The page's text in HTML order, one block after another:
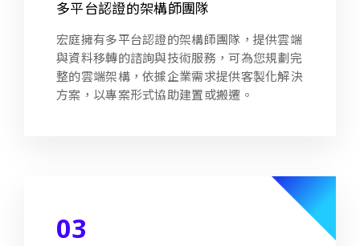
多平台認證的架構師團隊
宏庭擁有多平台認證的架構師團隊，提供雲端
與資料移轉的諮詢與技術服務，可為您規劃完
整的雲端架構，依據企業需求提供客製化解決
方案，以專案形式協助建置或搬遷。
03